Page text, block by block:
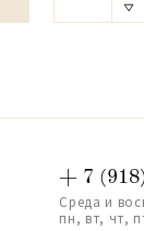
+ 7
Среда и
пн, вт, чт,